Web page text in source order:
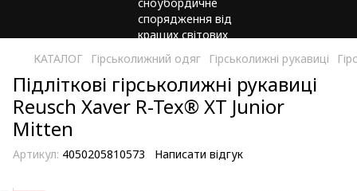
КАТАЛОГ Гірськолижний одяг Гірськолижні рукавиці
Підліткові гірськолижні рукавиці
Reusch Xaver R-Tex® XT Junior
Mitten
Артикул: 4050205810573 Написати відгук